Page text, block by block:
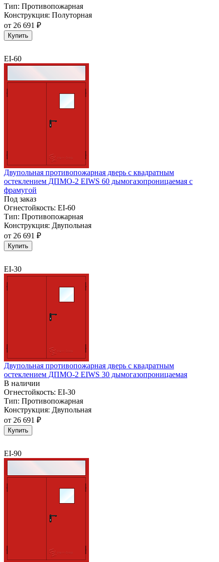
Тип: Противопожарная
Конструкция: Полуторная
от 26 691 ₽
Купить
EI-60
Двупольная противопожарная дверь с квадратным
остеклением ДПМО-2 EIWS 60 дымогазопроницаемая с
фрамугой
Под заказ
Огнестойкость: EI-60
Тип: Противопожарная
Конструкция: Двупольная
от 26 691 ₽
Купить
EI-30
Двупольная противопожарная дверь с квадратным
остеклением ДПМО-2 EIWS 30 дымогазопроницаемая
В наличии
Огнестойкость: EI-30
Тип: Противопожарная
Конструкция: Двупольная
от 26 691 ₽
Купить
EI-90